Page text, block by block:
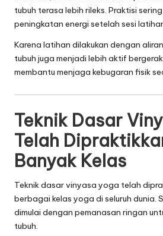
tubuh terasa lebih rileks. Praktisi
peningkatan energi setelah sesi
Karena latihan dilakukan dengan
tubuh juga menjadi lebih aktif
membantu menjaga kebugaran fisik
Teknik Dasar
Telah
Banyak Kelas
Teknik dasar vinyasa yoga telah
berbagai kelas yoga di seluruh dunia.
dimulai dengan pemanasan ringan
tubuh.